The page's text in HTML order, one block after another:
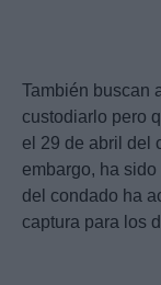
También buscan
custodiarlo pero
el 29 de abril del
embargo, ha
del condado ha
captura para los